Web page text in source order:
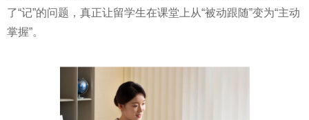
了“记”的问题，真正让留学生在课堂上从“被动跟随”变为“主动
掌握”。